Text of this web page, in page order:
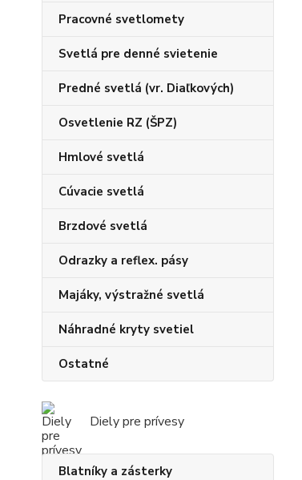
Pracovné svetlomety
Svetlá pre denné svietenie
Predné svetlá (vr. Diaľkových)
Osvetlenie RZ (ŠPZ)
Hmlové svetlá
Cúvacie svetlá
Brzdové svetlá
Odrazky a reflex. pásy
Majáky, výstražné svetlá
Náhradné kryty svetiel
Ostatné
Diely pre prívesy
Blatníky a zásterky